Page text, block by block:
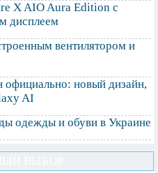
X AIO Aura Edition с
дисплеем
вентилятором и
официально: новый дизайн,
AI
одежды и обуви в Украине